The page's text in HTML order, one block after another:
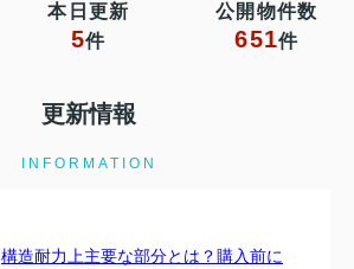
本日更新
5件
公開物件数
651件
更新情報
INFORMATION
構造耐力上主要な部分とは？購入前に